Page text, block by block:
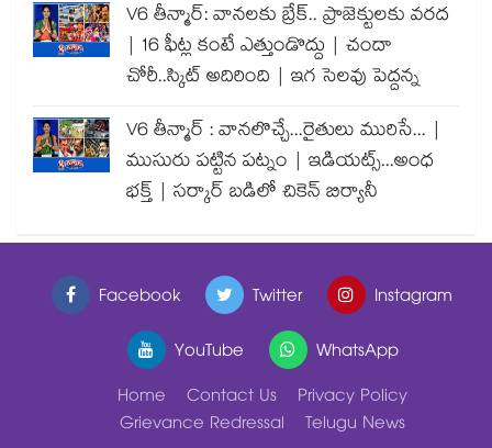
V6 తీన్మార్: వానలకు బ్రేక్.. ప్రాజెక్టులకు వరద
| 16 ఫీట్ల కంటే ఎత్తుండొద్దు | చందా
చోరీ..స్కిట్ అదిరింది | ఇగ సెలవు పెద్దన్న
V6 తీన్మార్ : వానలొచ్చే...రైతులు మురిసే... |
ముసురు పట్టిన పట్నం | ఇడియట్స్...అంధ
భక్త్ | సర్కార్ బడిలో చికెన్ బిర్యానీ
Facebook Twitter
Instagram
YouTube
WhatsApp
Home
Contact Us
Privacy Policy
Grievance Redressal
Telugu News